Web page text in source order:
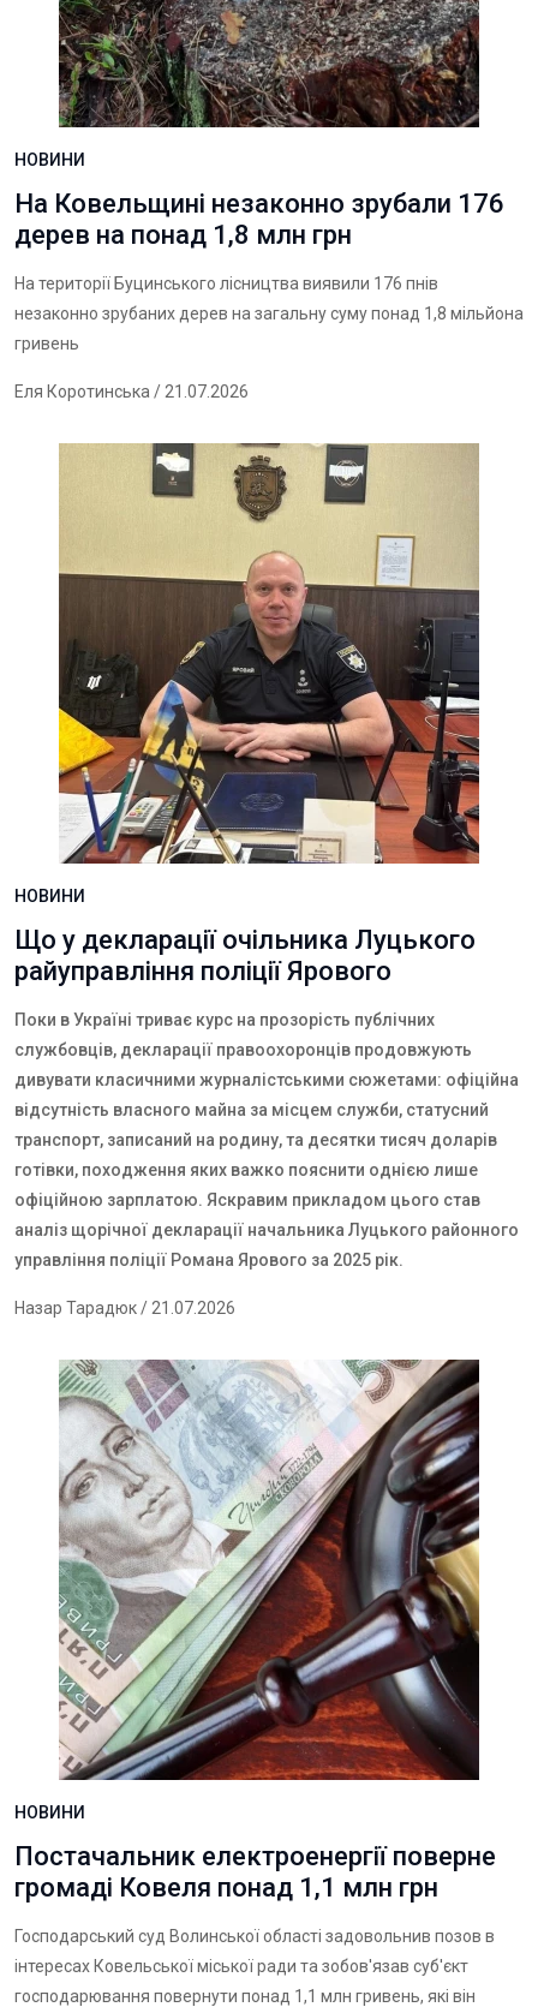
НОВИНИ
На Ковельщині незаконно зрубали 176
дерев на понад 1,8 млн грн
На території Буцинського лісництва виявили 176 пнів
незаконно зрубаних дерев на загальну суму понад 1,8 мільйона
гривень
Еля Коротинська / 21.07.2026
НОВИНИ
Що у декларації очільника Луцького
райуправління поліції Ярового
Поки в Україні триває курс на прозорість публічних
службовців, декларації правоохоронців продовжують
дивувати класичними журналістськими сюжетами: офіційна
відсутність власного майна за місцем служби, статусний
транспорт, записаний на родину, та десятки тисяч доларів
готівки, походження яких важко пояснити однією лише
офіційною зарплатою. Яскравим прикладом цього став
аналіз щорічної декларації начальника Луцького районного
управління поліції Романа Ярового за 2025 рік.
Назар Тарадюк/ 21.07.2026
НОВИНИ
Постачальник електроенергії поверне
громаді Ковеля понад 1,1 млн грн
Господарський суд Волинської області задовольнив позов в
інтересах Ковельської міської ради та зобов'язав суб'єкт
господарювання повернути понад 1,1 млн гривень, які він